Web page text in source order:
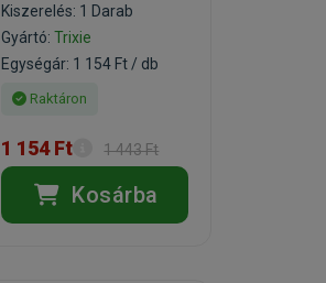
Kiszerelés: 1 Darab
Gyártó:Trixie
Egységár: 1 154 Ft / db
Raktáron
1 154 Ft 1 443 Ft
Kosárba